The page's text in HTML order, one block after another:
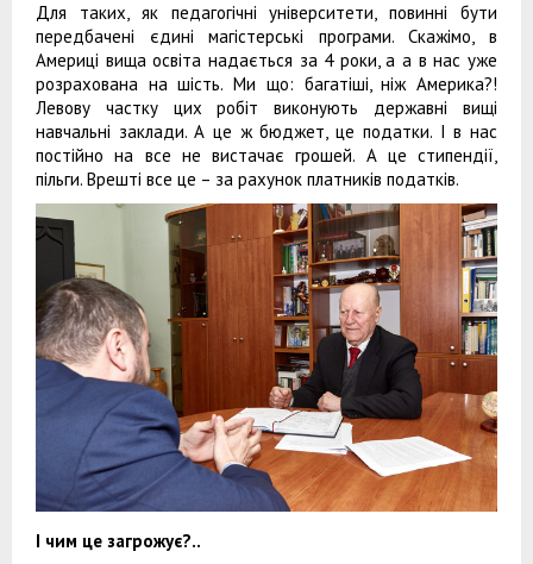
Для таких, як педагогічні університети, повинні бути
передбачені єдині магістерські програми. Скажімо, в
Америці вища освіта надається за 4 роки, а а в нас уже
розрахована на шість. Ми що: багатіші, ніж Америка?!
Левову частку цих робіт виконують державні вищі
навчальні заклади. А це ж бюджет, це податки. І в нас
постійно на все не вистачає грошей. А це стипендії,
пільги. Врешті все це – за рахунок платників податків.
І чим це загрожує?..